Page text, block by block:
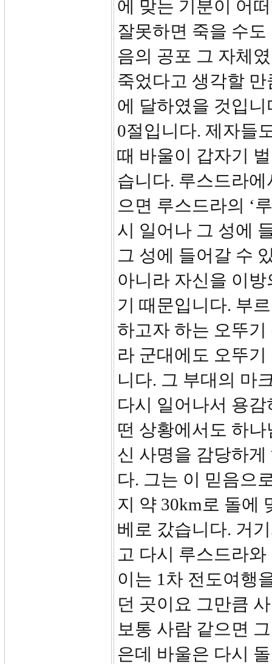
에 맞는 기분이 어
잘못하면 죽을 수
음의 공포 그 자체
죽었다고 생각할
에 달하였을 것입
0절입니다. 제자들
때 바울이 갑자기
습니다. 루스드라
으면 루스드라의 ‘
시 일어나 그 성에
그 성에 들어갈 수
아니라 자신을 이
기 때문입니다. 부
하고자 하는 오뚜
라 군대에도 오뚜
니다. 그 부대의 마
다시 일어나서 용
떤 상황에서도 하
신 사명을 감당하
다. 그는 이 믿음으
지 약 30km로 돌에
베로 갔습니다. 거
고 다시 루스드라
이는 1차 전도여행
던 곳이요 그만큼
보통 사람 같으면
은데 바울은 다시